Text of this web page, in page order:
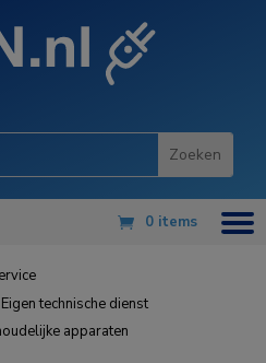
0 items
Eigen technische dienst
apparaten